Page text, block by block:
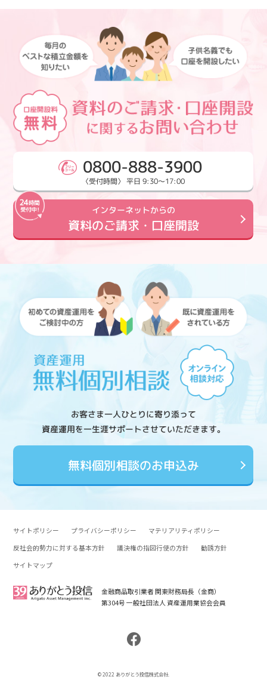
0800-888-3900
〈受付時間〉 平日 9:30～17:00
インターネットからの
資料のご請求・口座開設
お客さま一人ひとりに寄り添って
資産運用を一生涯サポートさせていただきます。
無料個別相談のお申込み
サイトポリシー プライバシーポリシー
マテリアリティポリシー
反社会的勢力に対する基本方針
議決権の指図行使の方針
勧誘方針
サイトマップ
金融商品取引業者 関東財務局長（金商）
第304号 一般社団法人 資産運用業協会会員
© 2022 ありがとう投信株式会社.